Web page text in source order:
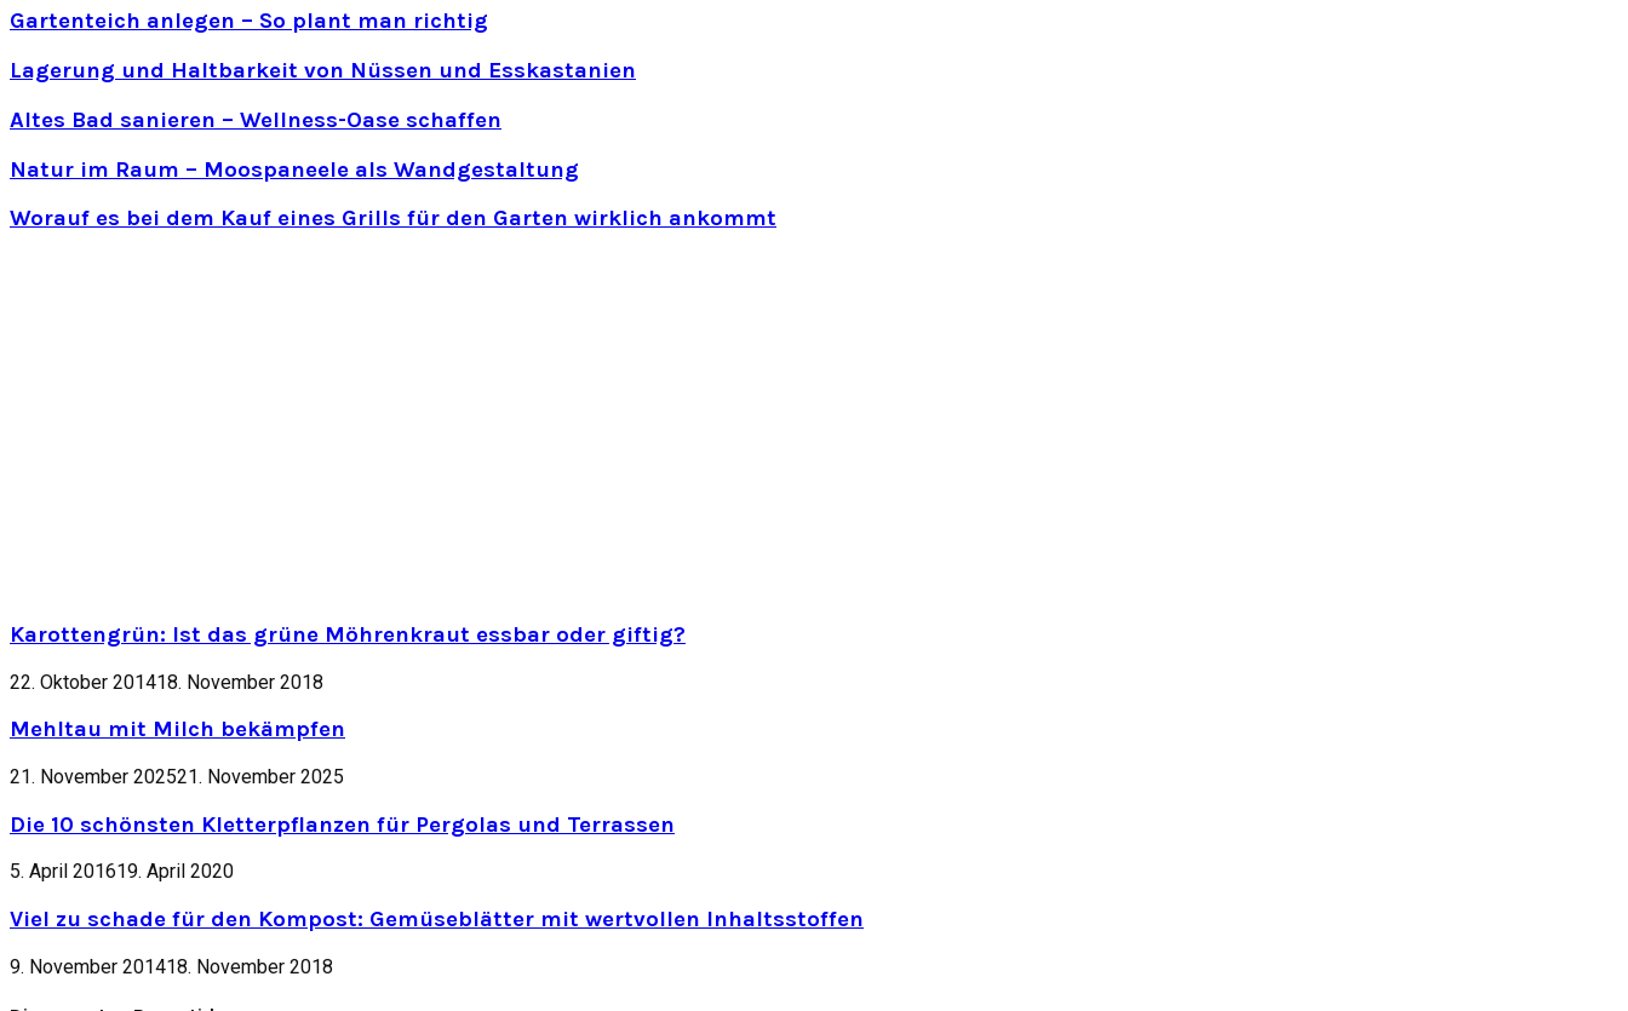
Gartenteich anlegen – So plant man richtig
Lagerung und Haltbarkeit von Nüssen und Esskastanien
Altes Bad sanieren – Wellness-Oase schaffen
Natur im Raum – Moospaneele als Wandgestaltung
Worauf es bei dem Kauf eines Grills für den Garten wirklich ankommt
Karottengrün: Ist das grüne Möhrenkraut essbar oder giftig?
22. Oktober 201418. November 2018
Mehltau mit Milch bekämpfen
21. November 202521. November 2025
Die 10 schönsten Kletterpflanzen für Pergolas und Terrassen
5. April 201619. April 2020
Viel zu schade für den Kompost: Gemüseblätter mit wertvollen Inhaltsstoffen
9. November 201418. November 2018